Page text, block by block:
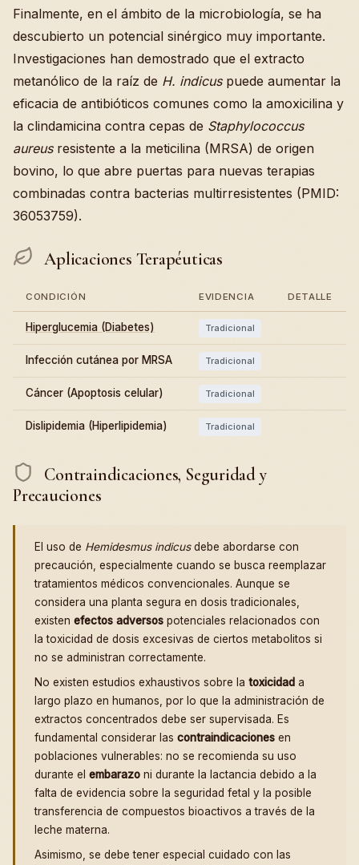
Finalmente, en el ámbito de la microbiología, se ha
descubierto un potencial sinérgico muy importante.
Investigaciones han demostrado que el extracto
metanólico de la raíz de H. indicuspuede aumentar la
eficacia de antibióticos comunes como la amoxicilina y
la clindamicina contra cepas de Staphylococcus
aureusresistente a la meticilina (MRSA) de origen
bovino, lo que abre puertas para nuevas terapias
combinadas contra bacterias multirresistentes (PMID:
36053759).
Aplicaciones Terapéuticas
CONDICIÓN EVIDENCIA DETALLE
Hiperglucemia (Diabetes) Tradicional
Infección cutánea por MRSA Tradicional
Cáncer (Apoptosis celular) Tradicional
Dislipidemia (Hiperlipidemia) Tradicional
Contraindicaciones, Seguridad y
Precauciones
El uso de Hemidesmus indicusdebe abordarse con
precaución, especialmente cuando se busca reemplazar
tratamientos médicos convencionales. Aunque se
considera una planta segura en dosis tradicionales,
existen efectos adversos potenciales relacionados con
la toxicidad de dosis excesivas de ciertos metabolitos si
no se administran correctamente.
No existen estudios exhaustivos sobre la toxicidad a
largo plazo en humanos, por lo que la administración de
extractos concentrados debe ser supervisada. Es
fundamental considerar las contraindicaciones en
poblaciones vulnerables: no se recomienda su uso
durante el embarazo ni durante la lactancia debido a la
falta de evidencia sobre la seguridad fetal y la posible
transferencia de compuestos bioactivos a través de la
leche materna.
Asimismo, se debe tener especial cuidado con las